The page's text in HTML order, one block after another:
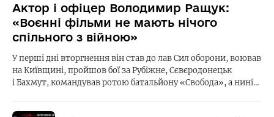
Актор і офіцер Володимир Ращук:
«Воєнні фільми не мають нічого
спільного з війною»
У перші дні вторгнення він став до лав Сил оборони, воював
на Київщині, пройшов бої за Рубіжне, Сєвєродонецьк
і Бахмут, командував ротою батальйону «Свобода», а нині…